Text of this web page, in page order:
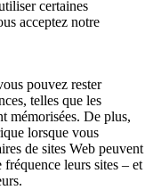
certaines
acceptez notre
pouvez rester
telles que les
mémorisées. De plus,
lorsque vous
de sites Web peuvent
leurs sites – et